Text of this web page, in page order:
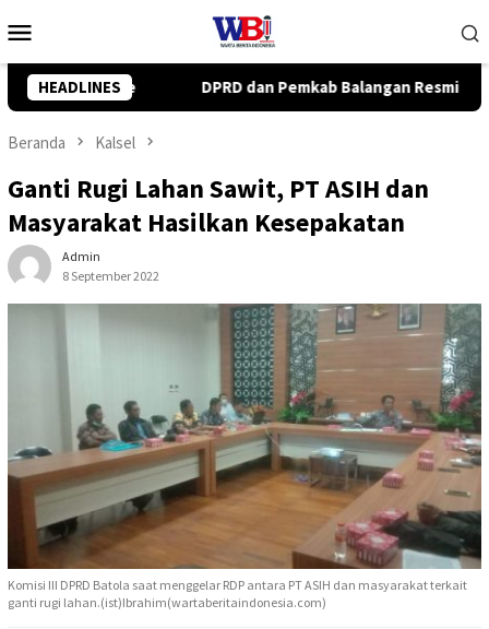
ke
Mobile
HEADLINES
Balangan Resmi Setujui Raperda Perubahan APBD 2026
Beranda Kalsel
Ganti Rugi Lahan Sawit, PT ASIH dan
Masyarakat Hasilkan Kesepakatan
Admin
8 September 2022
Komisi III DPRD Batola saat menggelar RDP antara PT ASIH dan masyarakat terkait
ganti rugi lahan.(ist)Ibrahim(wartaberitaindonesia.com)